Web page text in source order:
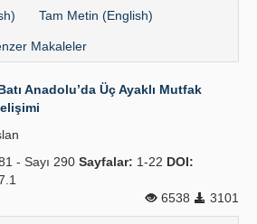
Tam Metin (English)
Makaleler
Anadolu’da Üç Ayaklı Mutfak
- Sayı 290 Sayfalar: 1-22 DOI:
6538
3101